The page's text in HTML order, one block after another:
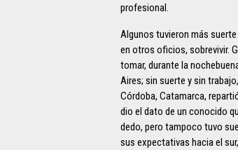
profesional.
Algunos tuvieron más
en otros oficios, sobrevivir.
tomar, durante la
Aires; sin suerte y sin
Córdoba, Catamarca,
dio el dato de un conocido
dedo, pero tampoco tuvo
sus expectativas hacia el